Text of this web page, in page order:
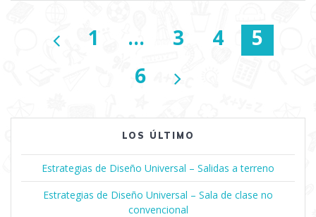
NavegaciónPágina
1 … Página
3 Página
4
5
Página
6
LOS ÚLTIMO
Estrategias de Diseño Universal – Salidas a terreno
Estrategias de Diseño Universal – Sala de clase no
convencional